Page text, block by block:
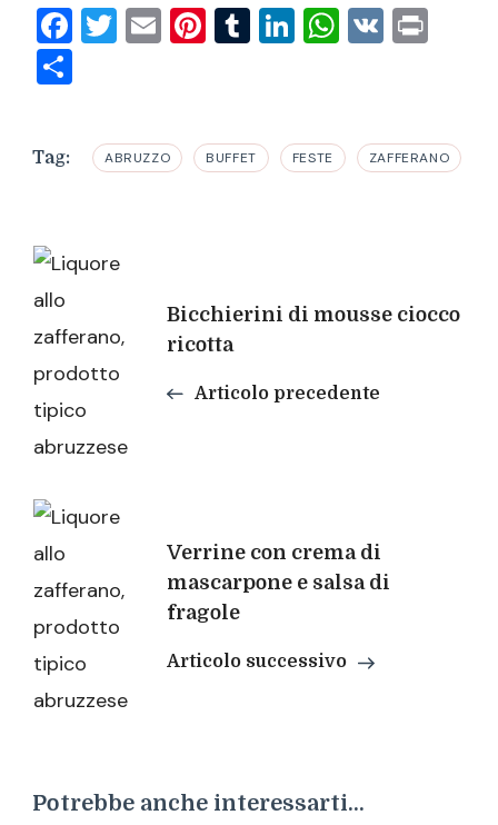
Facebook
Twitter
EmailPinterest
Tumblr
LinkedIn
VK
Tag: ABRUZZO BUFFET FESTE ZAFFERANO
Navigazione
articoliBicchierini di mousse ciocco
ricotta
Articolo precedente
Verrine con crema di
mascarpone e salsa di
fragole
Articolo successivo
Potrebbe anche interessarti...